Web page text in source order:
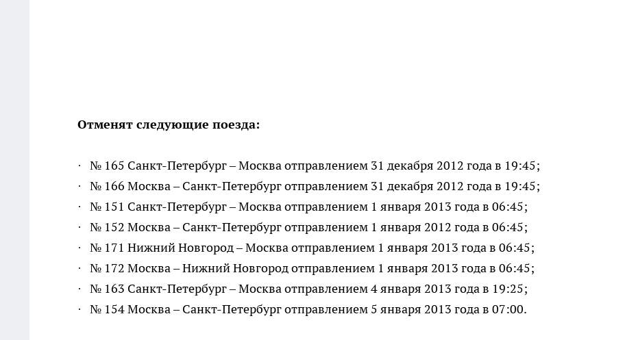
Отменят следующие поезда:
· № 165 Санкт-Петербург – Москва отправлением 31 декабря 2012 года в 19:45;
· № 166 Москва – Санкт-Петербург отправлением 31 декабря 2012 года в 19:45;
· № 151 Санкт-Петербург – Москва отправлением 1 января 2013 года в 06:45;
· № 152 Москва – Санкт-Петербург отправлением 1 января 2012 года в 06:45;
· № 171 Нижний Новгород – Москва отправлением 1 января 2013 года в 06:45;
· № 172 Москва – Нижний Новгород отправлением 1 января 2013 года в 06:45;
· № 163 Санкт-Петербург – Москва отправлением 4 января 2013 года в 19:25;
· № 154 Москва – Санкт-Петербург отправлением 5 января 2013 года в 07:00.